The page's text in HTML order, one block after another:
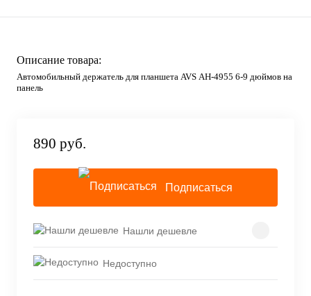
Описание товара:
Автомобильный держатель для планшета AVS АН-4955 6-9 дюймов на
панель
890 руб.
Подписаться
Нашли дешевле
Недоступно